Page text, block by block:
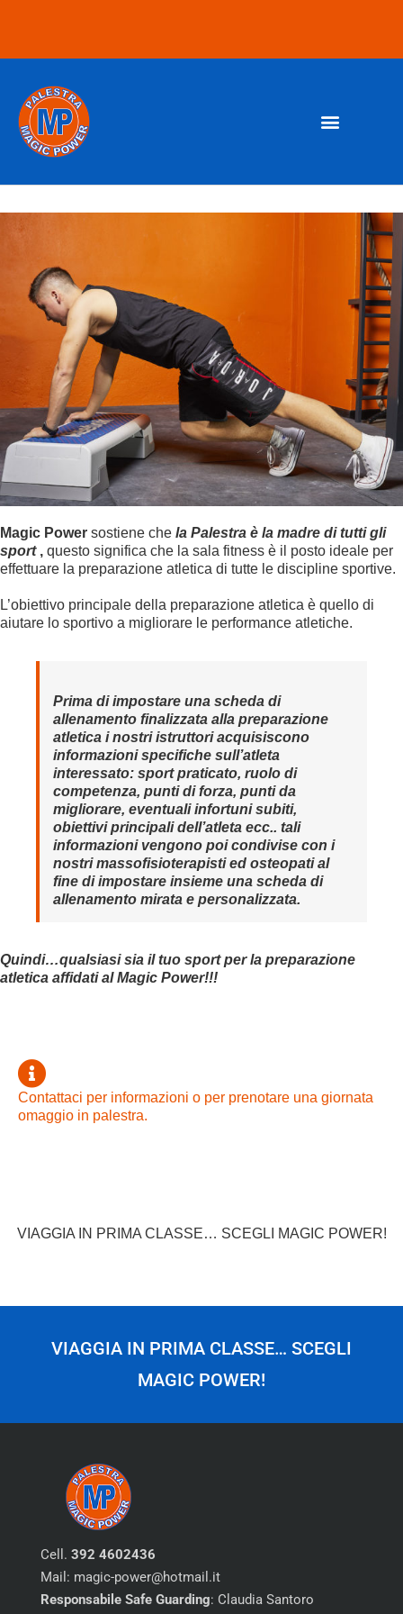
Magic Power sostiene che la Palestra è la madre di tutti gli
sport , questo significa che la sala fitness è il posto ideale per
effettuare la preparazione atletica di tutte le discipline sportive.
L’obiettivo principale della preparazione atletica è quello di
aiutare lo sportivo a migliorare le performance atletiche.
Prima di impostare una scheda di
allenamento finalizzata alla preparazione
atletica i nostri istruttori acquisiscono
informazioni specifiche sull’atleta
interessato: sport praticato, ruolo di
competenza, punti di forza, punti da
migliorare, eventuali infortuni subiti,
obiettivi principali dell’atleta ecc.. tali
informazioni vengono poi condivise con i
nostri massofisioterapisti ed osteopati al
fine di impostare insieme una scheda di
allenamento mirata e personalizzata.
Quindi…qualsiasi sia il tuo sport per la preparazione
atletica affidati al Magic Power!!!
Contattaci per informazioni o per prenotare una giornata
omaggio in palestra.
VIAGGIA IN PRIMA CLASSE… SCEGLI MAGIC POWER!
VIAGGIA IN PRIMA CLASSE… SCEGLI
MAGIC POWER!
Cell. 392 4602436
Mail: magic-power@hotmail.it
Responsabile Safe Guarding: Claudia Santoro